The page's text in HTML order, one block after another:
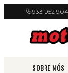
933 052 904
SOBRE NÓS